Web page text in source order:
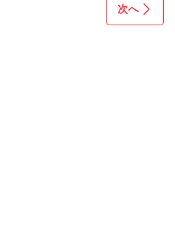
次へ